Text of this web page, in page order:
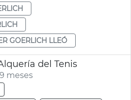
GOERLICH LLEÓ
del Tenis
meses